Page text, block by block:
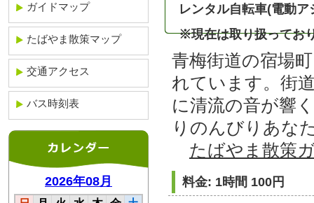
レンタル自転車(電動ア
※現在は取り扱ってお
青梅街道の宿場
れています。街
に清流の音が響
りのんびりあな
たばやま散策
料金: 1時間 100円
ガイドマップ
たばやま散策マップ
交通アクセス
バス時刻表